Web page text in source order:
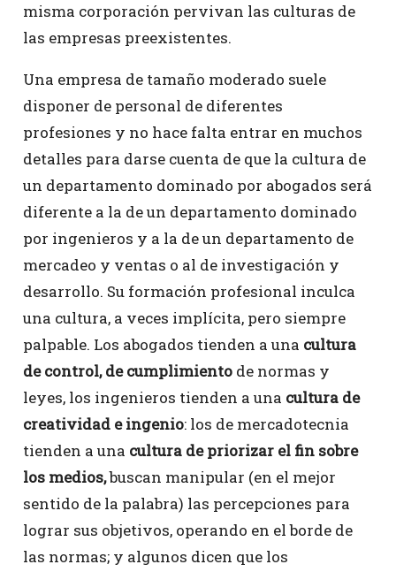
misma corporación pervivan las culturas de
las empresas preexistentes.
Una empresa de tamaño moderado suele
disponer de personal de diferentes
profesiones y no hace falta entrar en muchos
detalles para darse cuenta de que la cultura de
un departamento dominado por abogados será
diferente a la de un departamento dominado
por ingenieros y a la de un departamento de
mercadeo y ventas o al de investigación y
desarrollo. Su formación profesional inculca
una cultura, a veces implícita, pero siempre
palpable. Los abogados tienden a una cultura
de control, de cumplimiento de normas y
leyes, los ingenieros tienden a una cultura de
creatividad e ingenio: los de mercadotecnia
tienden a una cultura de priorizar el fin sobre
los medios,buscan manipular (en el mejor
sentido de la palabra) las percepciones para
lograr sus objetivos, operando en el borde de
las normas; y algunos dicen que los